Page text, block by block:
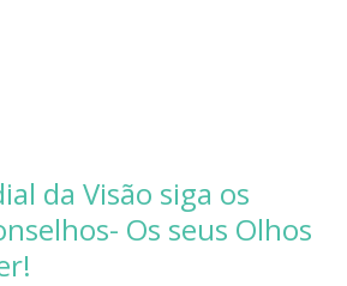
da Visão siga os
Os seus Olhos